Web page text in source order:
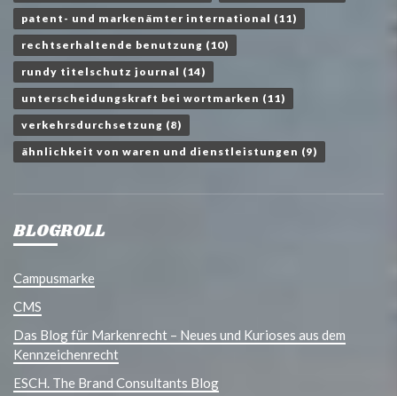
patent- und markenämter international (11)
rechtserhaltende benutzung (10)
rundy titelschutz journal (14)
unterscheidungskraft bei wortmarken (11)
verkehrsdurchsetzung (8)
ähnlichkeit von waren und dienstleistungen (9)
BLOGROLL
Campusmarke
CMS
Das Blog für Markenrecht – Neues und Kurioses aus dem
Kennzeichenrecht
ESCH. The Brand Consultants Blog